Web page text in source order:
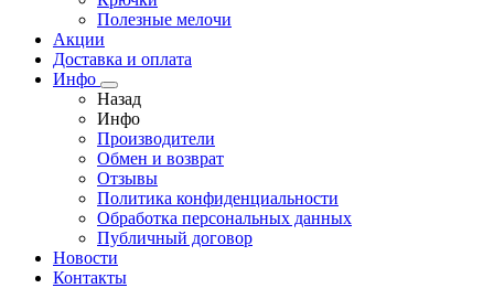
Полезные мелочи
Акции
Доставка и оплата
Инфо
Назад
Инфо
Производители
Обмен и возврат
Отзывы
Политика конфиденциальности
Обработка персональных данных
Публичный договор
Новости
Контакты